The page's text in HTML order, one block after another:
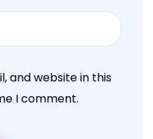
and website in this
I comment.